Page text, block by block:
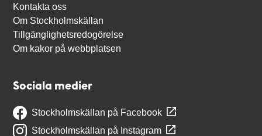
Kontakta oss
Om Stockholmskällan
Tillgänglighetsredogörelse
Om kakor på webbplatsen
Sociala medier
Stockholmskällan på Facebook
Stockholmskällan på Instagram